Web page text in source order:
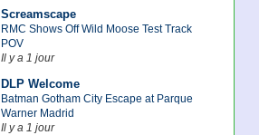
Screamscape
RMC Shows Off Wild Moose Test Track
POV
Il y a 1 jour
DLP Welcome
Batman Gotham City Escape at Parque
Warner Madrid
Il y a 1 jour